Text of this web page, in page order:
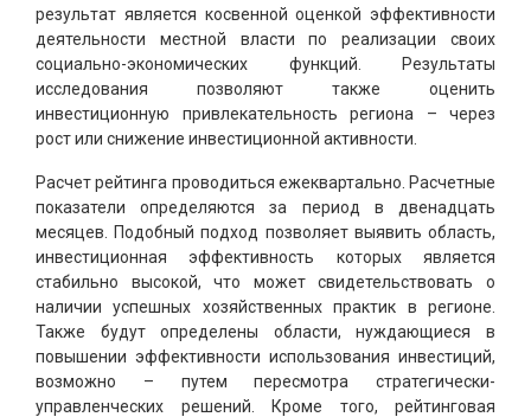
результат является косвенной оценкой эффективности
деятельности местной власти по реализации своих
социально-экономических функций. Результаты
исследования позволяют также оценить
инвестиционную привлекательность региона – через
рост или снижение инвестиционной активности.
Расчет рейтинга проводиться ежеквартально. Расчетные
показатели определяются за период в двенадцать
месяцев. Подобный подход позволяет выявить область,
инвестиционная эффективность которых является
стабильно высокой, что может свидетельствовать о
наличии успешных хозяйственных практик в регионе.
Также будут определены области, нуждающиеся в
повышении эффективности использования инвестиций,
возможно – путем пересмотра стратегически-
управленческих решений. Кроме того, рейтинговая